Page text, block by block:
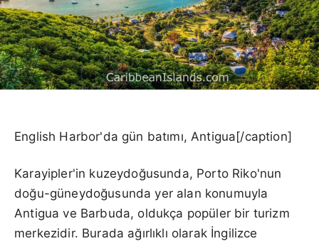
English Harbor'da gün batımı, Antigua[/caption]
Karayipler'in kuzeydoğusunda, Porto Riko'nun
doğu-güneydoğusunda yer alan konumuyla
Antigua ve Barbuda, oldukça popüler bir turizm
merkezidir. Burada ağırlıklı olarak İngilizce